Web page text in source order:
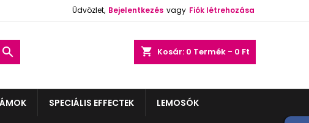
Üdvözlet, Bejelentkezés vagy Fiók létrehozása
shopping_cart Kosár: 0 Termék - 0 Ft

SPECIÁLIS EFFECTEK LEMOSÓK